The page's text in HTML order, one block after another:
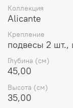
классическом
данной модели
Коллекция
Alicante
Крепление
подвесы 2 шт.,
Глубина (см)
45,00
Высота (см)
35,00